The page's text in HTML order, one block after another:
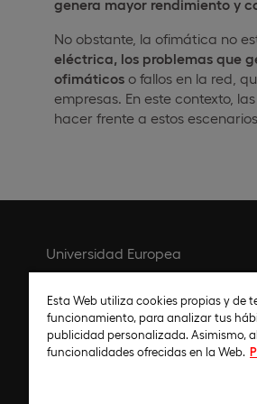
genera mayor rendimiento y
No obstante, la ofimática no
eléctrica, los problemas que
ofimáticos o fallos en la red,
empresas. En este contexto,
hacer frente a estos escenarios.
Universidad Europea
Aviso legal
Código ético
Esta Web utiliza cookies propias y de
funcionamiento, para analizar tus
publicidad personalizada. Asimismo,
funcionalidades ofrecidas en la Web.